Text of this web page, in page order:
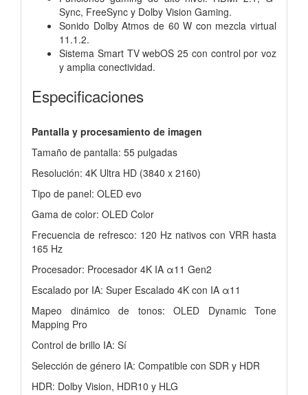
Sync, FreeSync y Dolby Vision Gaming.
Sonido Dolby Atmos de 60 W con mezcla virtual
11.1.2.
Sistema Smart TV webOS 25 con control por voz
y amplia conectividad.
Especificaciones
Pantalla y procesamiento de imagen
Tamaño de pantalla: 55 pulgadas
Resolución: 4K Ultra HD (3840 x 2160)
Tipo de panel: OLED evo
Gama de color: OLED Color
Frecuencia de refresco: 120 Hz nativos con VRR hasta
165 Hz
Procesador: Procesador 4K IA α11 Gen2
Escalado por IA: Super Escalado 4K con IA α11
Mapeo dinámico de tonos: OLED Dynamic Tone
Mapping Pro
Control de brillo IA: Sí
Selección de género IA: Compatible con SDR y HDR
HDR: Dolby Vision, HDR10 y HLG